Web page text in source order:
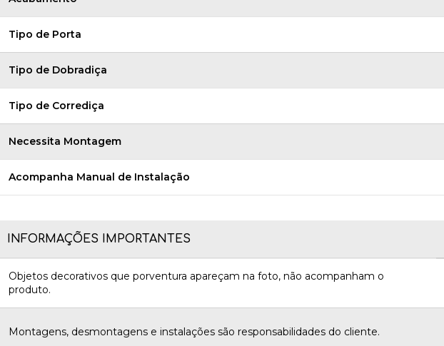
Tipo de Porta
Tipo de Dobradiça
Tipo de Corrediça
Necessita Montagem
Acompanha Manual de Instalação
INFORMAÇÕES IMPORTANTES
Objetos decorativos que porventura apareçam na foto, não acompanham o
produto.
Montagens, desmontagens e instalações são responsabilidades do cliente.